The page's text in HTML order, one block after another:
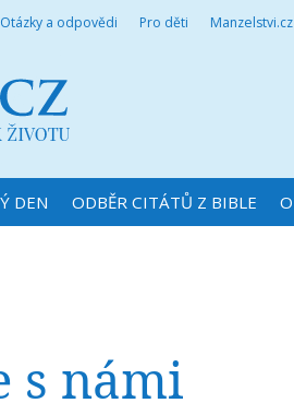
Otázky a odpovědi Pro děti Manzelstvi.cz
DEN ODBĚR CITÁTŮ Z BIBLE
s námi